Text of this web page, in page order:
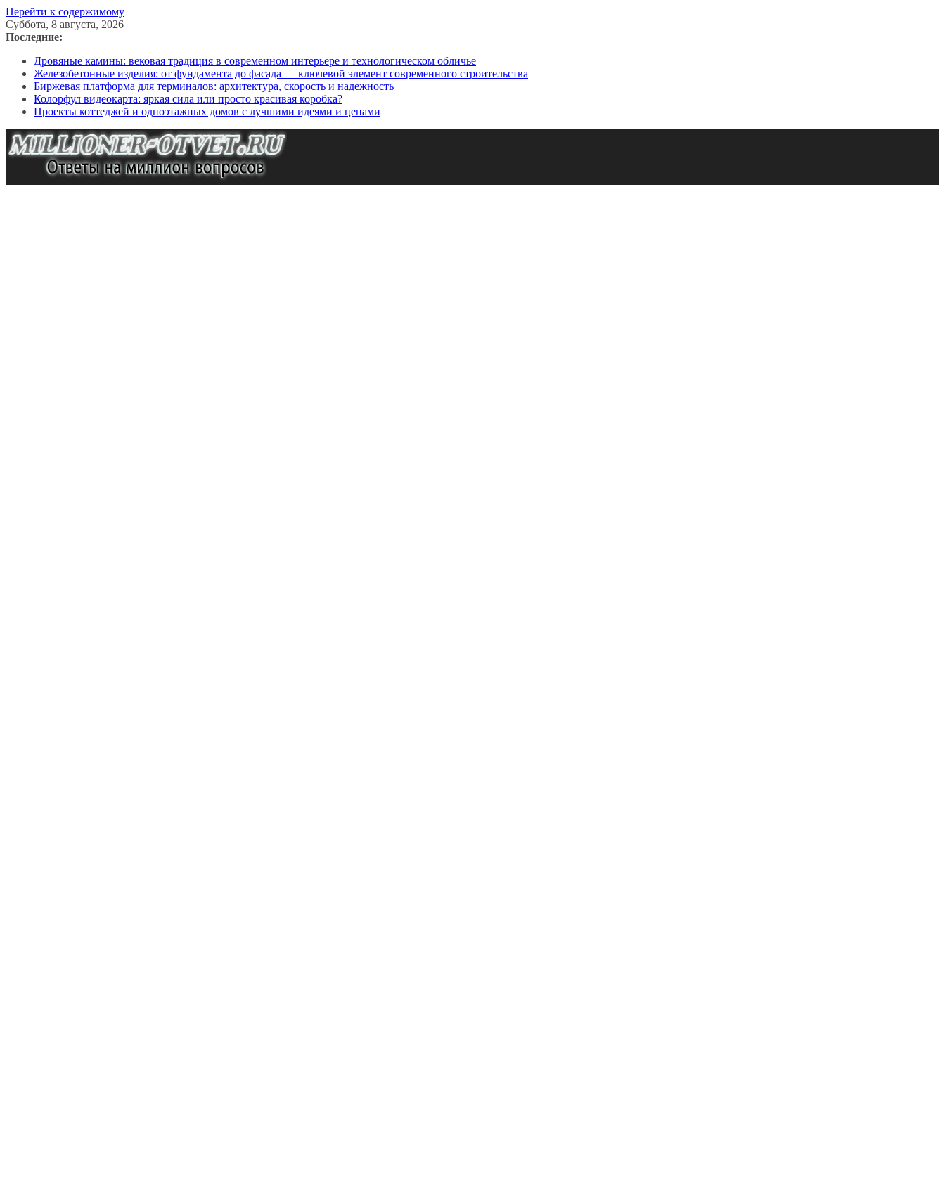
Перейти к содержимому
Суббота, 8 августа, 2026
Последние:
Дровяные камины: вековая традиция в современном интерьере и технологическом обличье
Железобетонные изделия: от фундамента до фасада — ключевой элемент современного строительства
Биржевая платформа для терминалов: архитектура, скорость и надежность
Колорфул видеокарта: яркая сила или просто красивая коробка?
Проекты коттеджей и одноэтажных домов с лучшими идеями и ценами